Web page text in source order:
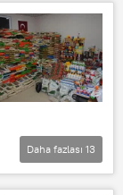
Daha fazlası 13